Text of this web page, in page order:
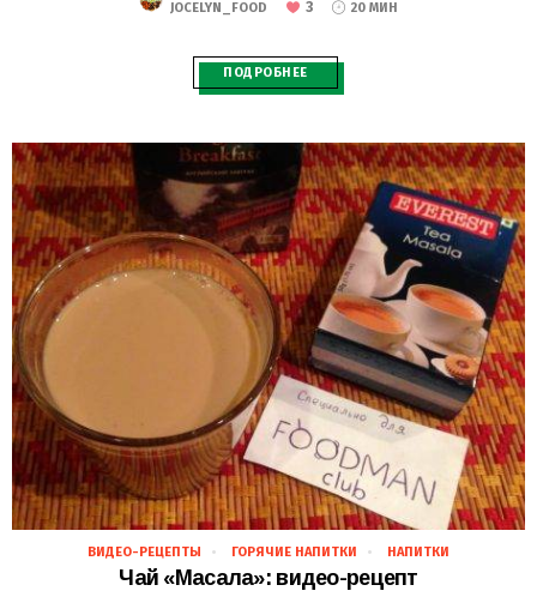
JOCELYN_FOOD 3 20 МИН
ПОДРОБНЕЕ
24.11.2018
ВИДЕО-РЕЦЕПТЫ ГОРЯЧИЕ НАПИТКИ НАПИТКИ
Чай «Масала»: видео-рецепт